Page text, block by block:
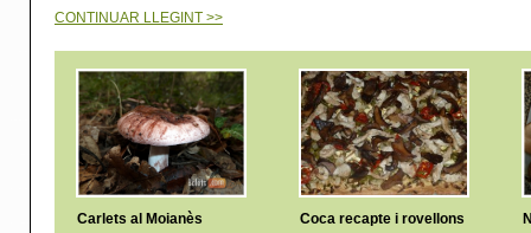
CONTINUAR LLEGINT >>
Carlets al Moianès
Coca recapte i rovellons